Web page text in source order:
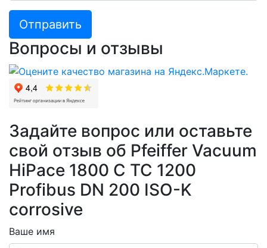
Отправить
Вопросы и отзывы
Задайте вопрос или оставьте
свой отзыв об Pfeiffer Vacuum
HiPace 1800 C TC 1200
Profibus DN 200 ISO-K
corrosive
Ваше имя